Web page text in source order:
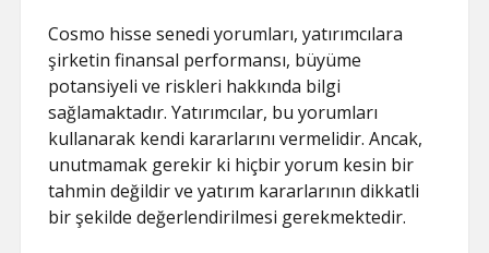
Cosmo hisse senedi yorumları, yatırımcılara
şirketin finansal performansı, büyüme
potansiyeli ve riskleri hakkında bilgi
sağlamaktadır. Yatırımcılar, bu yorumları
kullanarak kendi kararlarını vermelidir. Ancak,
unutmamak gerekir ki hiçbir yorum kesin bir
tahmin değildir ve yatırım kararlarının dikkatli
bir şekilde değerlendirilmesi gerekmektedir.